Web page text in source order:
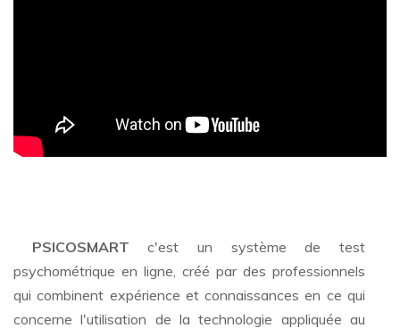
PSICOSMART c'est un système de test
psychométrique en ligne, créé par des professionnels
qui combinent expérience et connaissances en ce qui
concerne l'utilisation de la technologie appliquée au